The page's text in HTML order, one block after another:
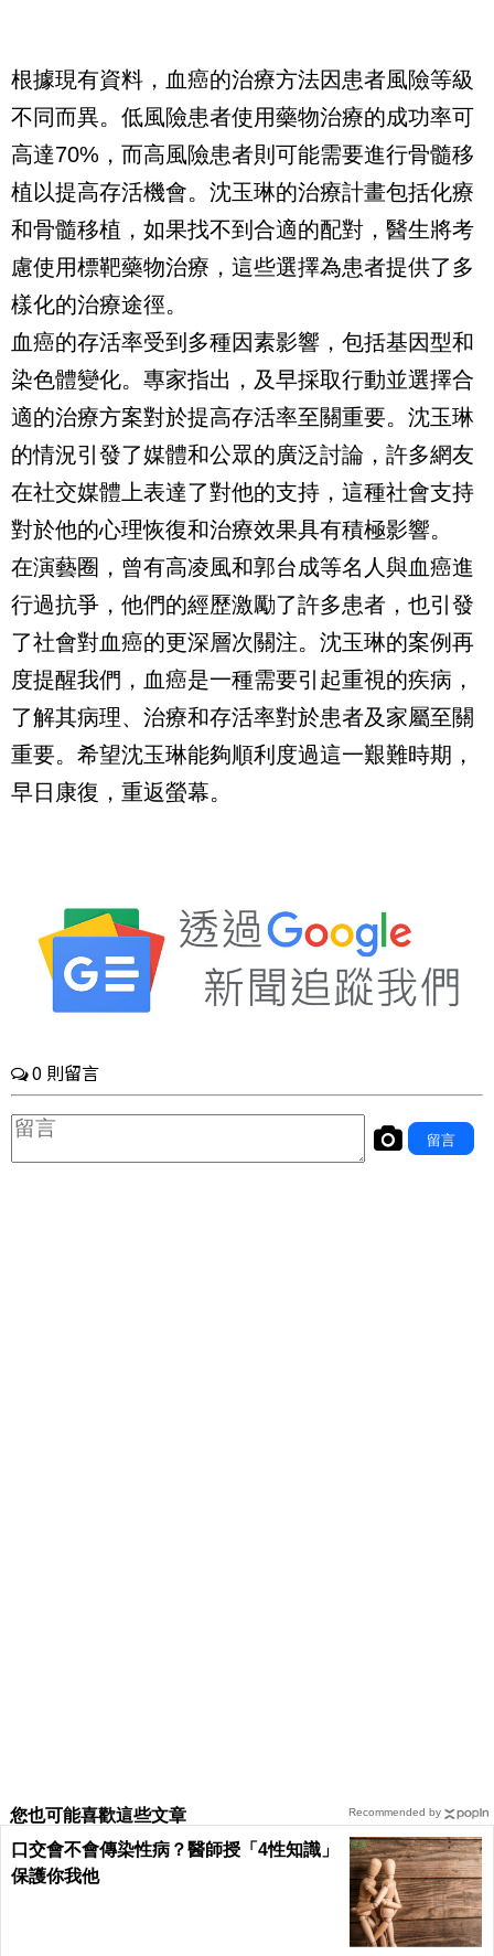
根據現有資料，血癌的治療方法因患者風險等級
不同而異。低風險患者使用藥物治療的成功率可
高達70%，而高風險患者則可能需要進行骨髓移
植以提高存活機會。沈玉琳的治療計畫包括化療
和骨髓移植，如果找不到合適的配對，醫生將考
慮使用標靶藥物治療，這些選擇為患者提供了多
樣化的治療途徑。
血癌的存活率受到多種因素影響，包括基因型和
染色體變化。專家指出，及早採取行動並選擇合
適的治療方案對於提高存活率至關重要。沈玉琳
的情況引發了媒體和公眾的廣泛討論，許多網友
在社交媒體上表達了對他的支持，這種社會支持
對於他的心理恢復和治療效果具有積極影響。
在演藝圈，曾有高凌風和郭台成等名人與血癌進
行過抗爭，他們的經歷激勵了許多患者，也引發
了社會對血癌的更深層次關注。沈玉琳的案例再
度提醒我們，血癌是一種需要引起重視的疾病，
了解其病理、治療和存活率對於患者及家屬至關
重要。希望沈玉琳能夠順利度過這一艱難時期，
早日康復，重返螢幕。
您也可能喜歡這些文章
口交會不會傳染性病？醫師授「4性知識」
保護你我他
Recommended by